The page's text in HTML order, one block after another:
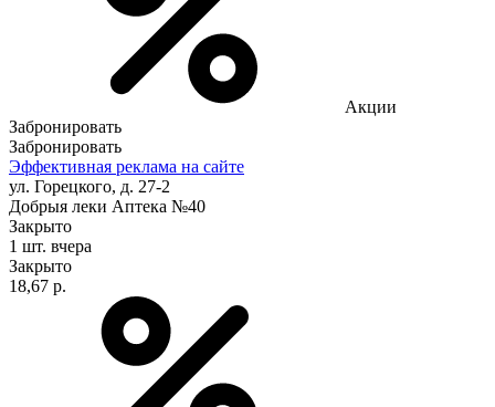
Акции
Забронировать
Забронировать
Эффективная реклама на сайте
ул. Горецкого, д. 27-2
Добрыя леки Аптека №40
Закрыто
1 шт. вчера
Закрыто
18,67 р.